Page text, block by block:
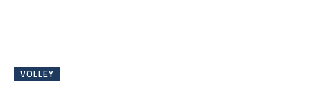
VOLLEY